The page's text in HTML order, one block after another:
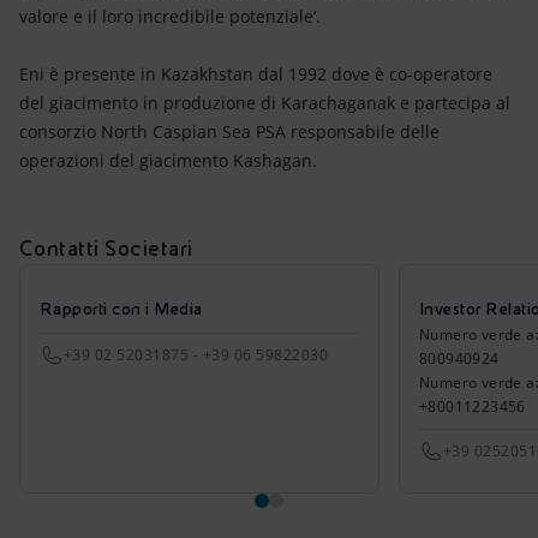
valore e il loro incredibile potenziale‘.
Eni è presente in Kazakhstan dal 1992 dove è co-operatore
del giacimento in produzione di Karachaganak e partecipa al
consorzio North Caspian Sea PSA responsabile delle
operazioni del giacimento Kashagan.
Contatti Societari
Rapporti con i Media
+39 02 52031875 - +39 06 59822030
Investor
Numero verde
800940924
Numero verde
+80011223456
+39